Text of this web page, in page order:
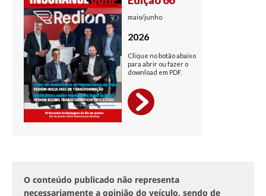
O conteúdo publicado não representa
necessariamente a opinião do veículo, sendo de